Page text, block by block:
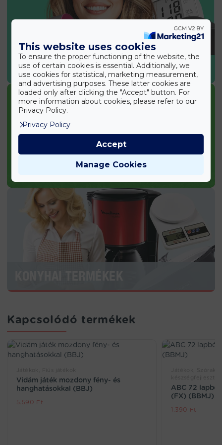
SPORT & EGÉSZSÉG
KERTI TERMÉKEK
Kapcsolódó termékek
Vidám játék mozdony fény- és
hanghatásokkal (BBJ)
5.590 Ft
ABC 72
(FX) (BBMJ)
1.390 Ft
This website uses cookies
To ensure the proper functioning of the website, the
use of certain cookies is essential. Additionally, we
use cookies for statistical, marketing measurement,
and advertising purposes. These latter cookies are
loaded only after clicking the "Accept" button. For
more information about cookies, please refer to our
Privacy Policy.
Privacy Policy
Manage Cookies
Accept